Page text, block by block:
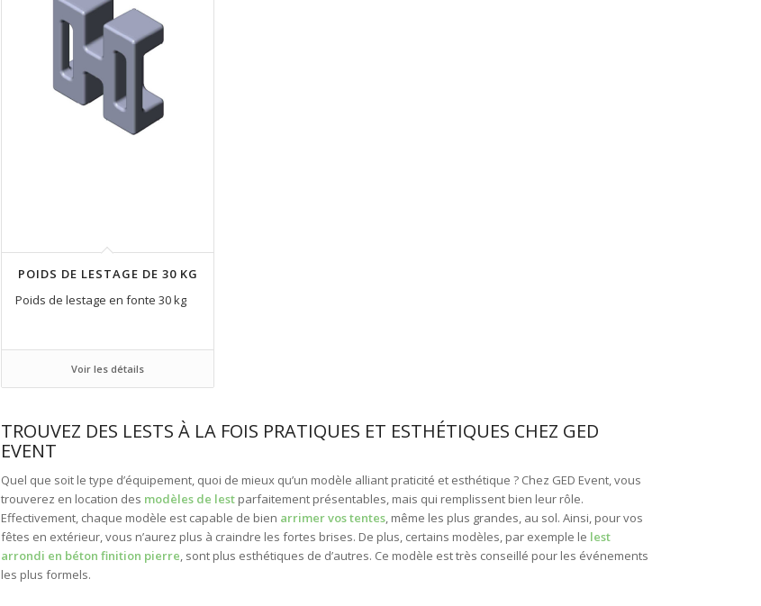
POIDS DE LESTAGE DE 30 KG
Poids de lestage en fonte 30 kg
Voir les détails
TROUVEZ DES LESTS À LA FOIS PRATIQUES ET ESTHÉTIQUES CHEZ GED
EVENT
Quel que soit le type d’équipement, quoi de mieux qu’un modèle alliant praticité et esthétique ? Chez GED Event, vous
trouverez en location des modèles de lest parfaitement présentables, mais qui remplissent bien leur rôle.
Effectivement, chaque modèle est capable de bien arrimer vos tentes, même les plus grandes, au sol. Ainsi, pour vos
fêtes en extérieur, vous n’aurez plus à craindre les fortes brises. De plus, certains modèles, par exemple le lest
arrondi en béton finition pierre, sont plus esthétiques de d’autres. Ce modèle est très conseillé pour les événements
les plus formels.